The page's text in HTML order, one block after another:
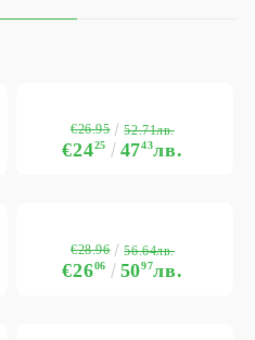
€2425 4743лв.
€26.95 52.71лв.
€2606 5097лв.
€28.96 56.64лв.